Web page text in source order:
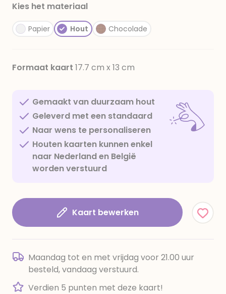
Kies het materiaal
Papier Hout Chocolade
Formaat kaart 17.7 cm x 13 cm
Gemaakt van duurzaam hout
Geleverd met een standaard
Naar wens te personaliseren
Houten kaarten kunnen enkel
naar Nederland en België
worden verstuurd
Kaart bewerken
Maandag tot en met vrijdag voor 21.00 uur
besteld, vandaag verstuurd.
Verdien 5 punten met deze kaart!